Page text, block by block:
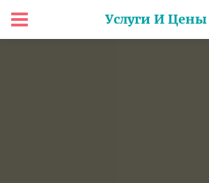
Услуги И Цены